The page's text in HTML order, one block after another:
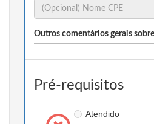
Outros comentários gerais
Pré-requisitos
Atendido